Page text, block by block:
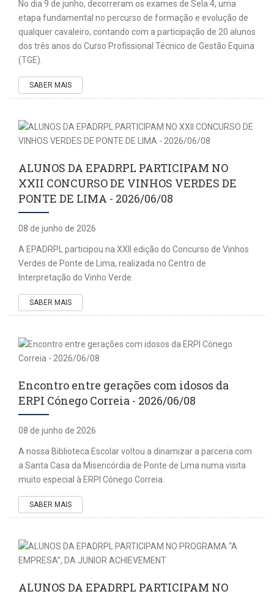
No dia 9 de junho, decorreram os exames de Sela 4, uma
etapa fundamental no percurso de formação e evolução de
qualquer cavaleiro, contando com a participação de 20 alunos
dos três anos do Curso Profissional Técnico de Gestão Equina
(TGE).
SABER MAIS
ALUNOS DA EPADRPL PARTICIPAM NO
XXII CONCURSO DE VINHOS VERDES DE
PONTE DE LIMA - 2026/06/08
08 de junho de 2026
A EPADRPL participou na XXII edição do Concurso de Vinhos
Verdes de Ponte de Lima, realizada no Centro de
Interpretação do Vinho Verde.
SABER MAIS
Encontro entre gerações com idosos da
ERPI Cónego Correia - 2026/06/08
08 de junho de 2026
A nossa Biblioteca Escolar voltou a dinamizar a parceria com
a Santa Casa da Misericórdia de Ponte de Lima numa visita
muito especial à ERPI Cónego Correia.
SABER MAIS
ALUNOS DA EPADRPL PARTICIPAM NO